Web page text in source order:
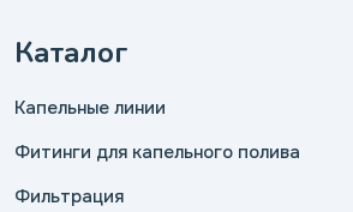
Каталог
Капельные линии
Фитинги для капельного полива
Фильтрация